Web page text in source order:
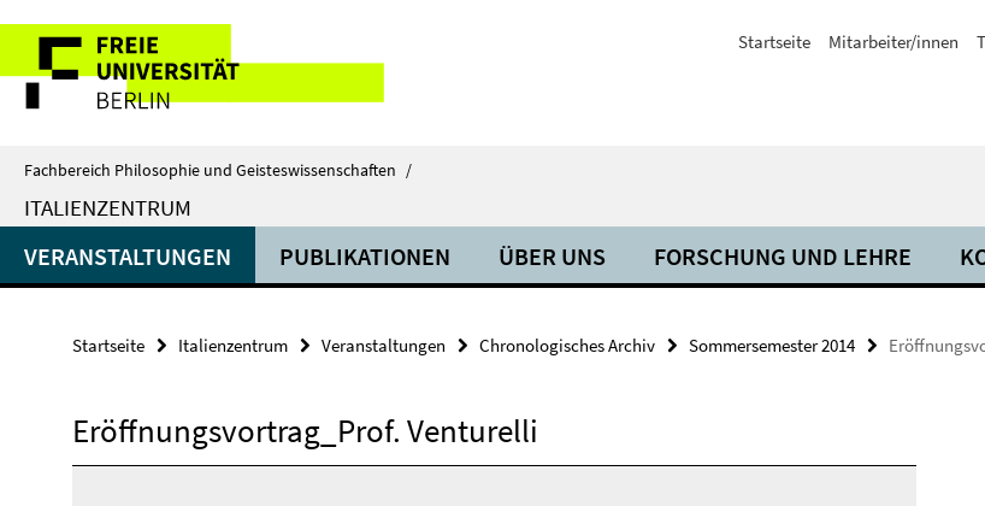
direkt
zu
Inhalt
Service-
Navigation
Startseite Mitarbeiter/innen
Fachbereich Philosophie und Geisteswissenschaften /
ITALIENZENTRUM
VERANSTALTUNGEN PUBLIKATIONEN ÜBER UNS FORSCHUNG UND LEHRE
Startseite Italienzentrum Veranstaltungen Chronologisches Archiv Sommersemester 2014
Eröffnungsvortrag_Prof. Venturelli